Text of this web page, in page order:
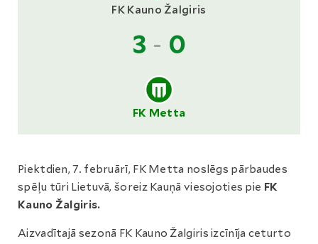
FK Kauno Žalgiris
3 - 0
FK Metta
Piektdien, 7. februārī, FK Metta noslēgs pārbaudes
spēļu tūri Lietuvā, šoreiz Kauņā viesojoties pie FK
Kauno Žalgiris.
Aizvadītajā sezonā FK Kauno Žalgiris izcīnīja ceturto